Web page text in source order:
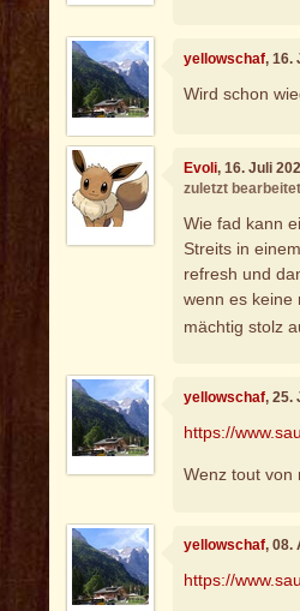
yellowschaf, 16.
Wird schon
Evoli, 16. Juli
zuletzt
Wie fad kann
Streits in
refresh und
wenn es keine
mächtig stolz
yellowschaf, 25.
https://
Wenz tout von
yellowschaf, 08.
https://